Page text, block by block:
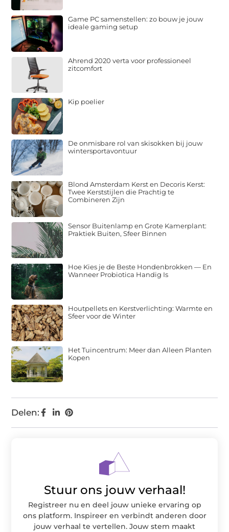
Delen:
Game PC samenstellen: zo bouw je jouw
ideale gaming setup
Ahrend 2020 verta voor professioneel
zitcomfort
Kip poelier
De onmisbare rol van skisokken bij jouw
wintersportavontuur
Blond Amsterdam Kerst en Decoris Kerst:
Twee Kerststijlen die Prachtig te
Combineren Zijn
Sensor Buitenlamp en Grote Kamerplant:
Praktiek Buiten, Sfeer Binnen
Hoe Kies je de Beste Hondenbrokken — En
Wanneer Probiotica Handig Is
Houtpellets en Kerstverlichting: Warmte en
Sfeer voor de Winter
Het Tuincentrum: Meer dan Alleen Planten
Kopen
Stuur ons jouw verhaal!
Registreer nu en deel jouw unieke ervaring op
ons platform. Inspireer en verbindt anderen door
jouw verhaal te vertellen. Jouw stem maakt